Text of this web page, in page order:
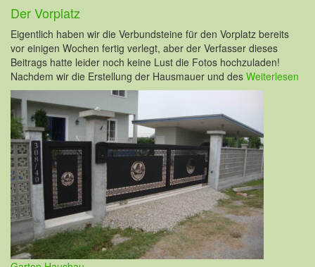
Der Vorplatz
Eigentlich haben wir die Verbundsteine für den Vorplatz bereits
vor einigen Wochen fertig verlegt, aber der Verfasser dieses
Beitrags hatte leider noch keine Lust die Fotos hochzuladen!
Nachdem wir die Erstellung der Hausmauer und des Weiterlesen